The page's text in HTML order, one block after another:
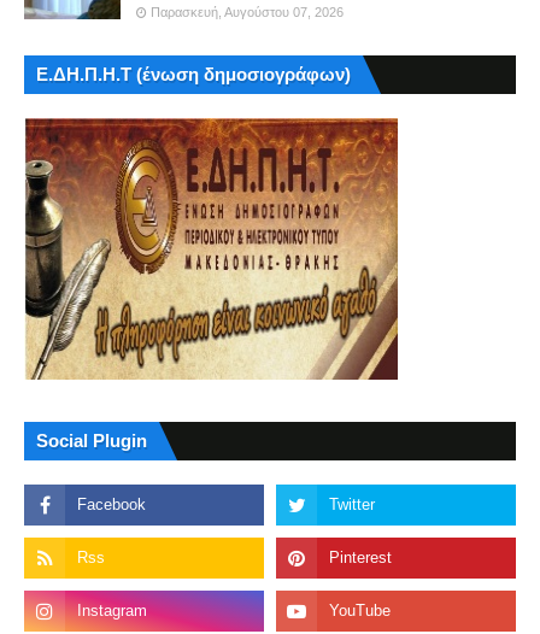
Παρασκευή, Αυγούστου 07, 2026
Ε.ΔΗ.Π.Η.Τ (ένωση δημοσιογράφων)
Social Plugin